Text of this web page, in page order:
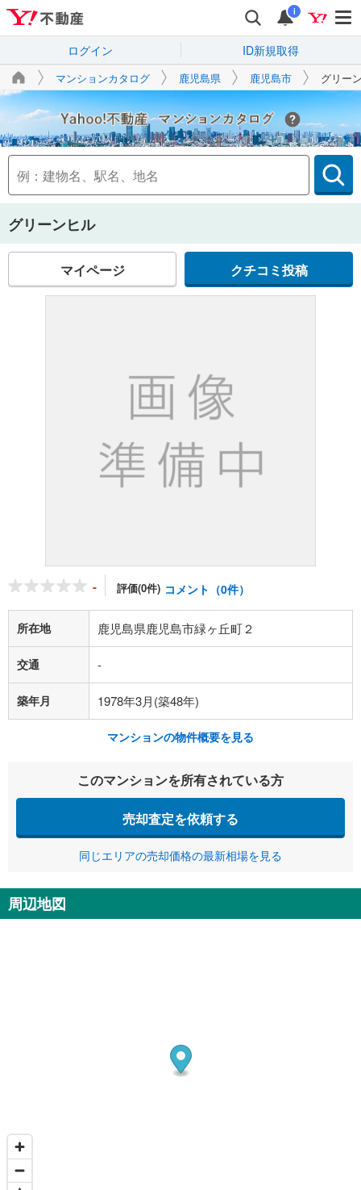
i
ログイン ID新規取得
マンションカタログ 鹿児島県 鹿児島市 グリー
Yahoo!不動産
グリーンヒル
マイページ クチコミ投稿
- 評価(0件) コメント（0件）
所在地 鹿児島県鹿児島市緑ヶ丘町２
交通 -
築年月 1978年3月(築48年)
マンションの物件概要を見る
このマンションを所有されている方
売却査定を依頼する
同じエリアの売却価格の最新相場を見る
周辺地図